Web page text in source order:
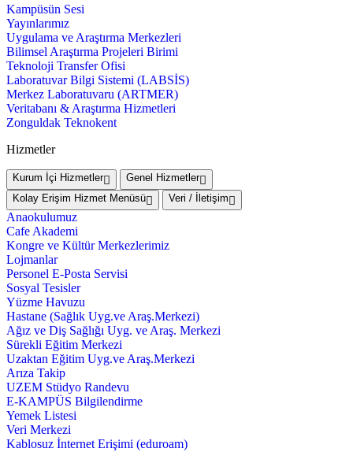
Kampüsün Sesi
Yayınlarımız
Uygulama ve Araştırma Merkezleri
Bilimsel Araştırma Projeleri Birimi
Teknoloji Transfer Ofisi
Laboratuvar Bilgi Sistemi (LABSİS)
Merkez Laboratuvaru (ARTMER)
Veritabanı & Araştırma Hizmetleri
Zonguldak Teknokent
Hizmetler
Kurum İçi Hizmetler
Genel Hizmetler
Kolay Erişim Hizmet Menüsü
Veri / İletişim
Anaokulumuz
Cafe Akademi
Kongre ve Kültür Merkezlerimiz
Lojmanlar
Personel E-Posta Servisi
Sosyal Tesisler
Yüzme Havuzu
Hastane (Sağlık Uyg.ve Araş.Merkezi)
Ağız ve Diş Sağlığı Uyg. ve Araş. Merkezi
Sürekli Eğitim Merkezi
Uzaktan Eğitim Uyg.ve Araş.Merkezi
Arıza Takip
UZEM Stüdyo Randevu
E-KAMPÜS Bilgilendirme
Yemek Listesi
Veri Merkezi
Kablosuz İnternet Erişimi (eduroam)